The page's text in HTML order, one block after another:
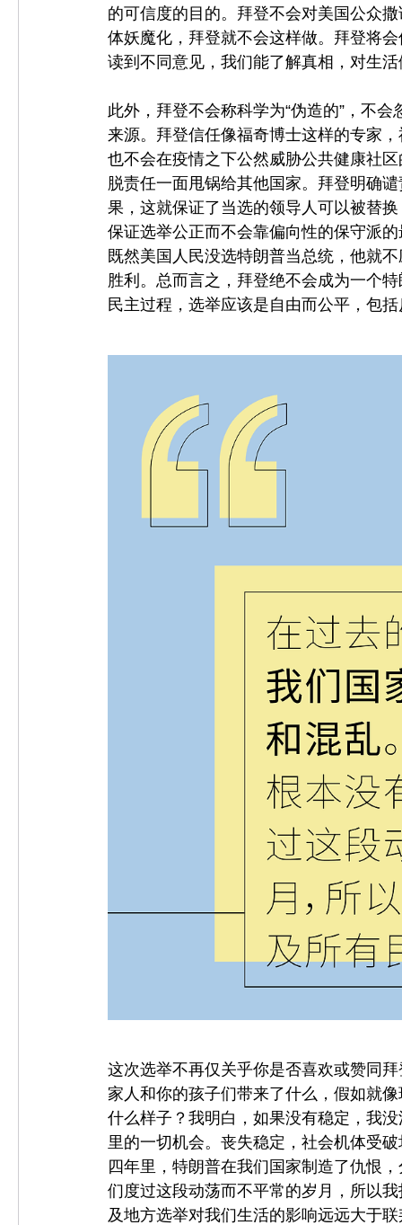
的可信度的目的。拜登不会对美国公众
体妖魔化，拜登就不会这样做。拜登将
读到不同意见，我们能了解真相，对生
此外，拜登不会称科学为“伪造的”，不
来源。拜登信任像福奇博士这样的专家
也不会在疫情之下公然威胁公共健康社
脱责任一面甩锅给其他国家。拜登明确
果，这就保证了当选的领导人可以被替
保证选举公正而不会靠偏向性的保守派
既然美国人民没选特朗普当总统，他就
胜利。总而言之，拜登绝不会成为一个
民主过程，选举应该是自由而公平，包
这次选举不再仅关乎你是否喜欢或赞同
家人和你的孩子们带来了什么，假如就
什么样子？我明白，如果没有稳定，我
里的一切机会。丧失稳定，社会机体受
四年里，特朗普在我们国家制造了仇恨
们度过这段动荡而不平常的岁月，所以
及地方选举对我们生活的影响远远大于